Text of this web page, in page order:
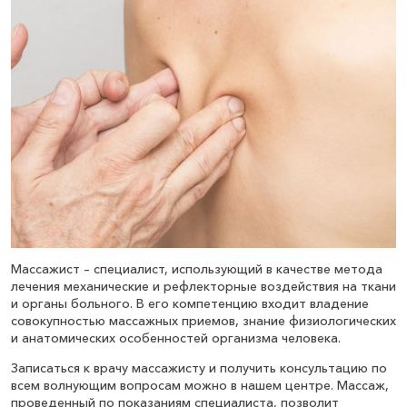
Массаж лица (15 минут)
Записаться
Массаж шейно-грудного отдела
позвоночника (20 минут)
Записаться
Массаж антицеллюлитный живота (20 минут)
1 200
Записаться
Массаж антицеллюлитный (1 час)
2 800
Записаться
Массажист – специалист, использующий в качестве метода
лечения механические и рефлекторные воздействия на ткани
и органы больного. В его компетенцию входит владение
совокупностью массажных приемов, знание физиологических
и анатомических особенностей организма человека.
Записаться к врачу массажисту и получить консультацию по
всем волнующим вопросам можно в нашем центре. Массаж,
проведенный по показаниям специалиста, позволит